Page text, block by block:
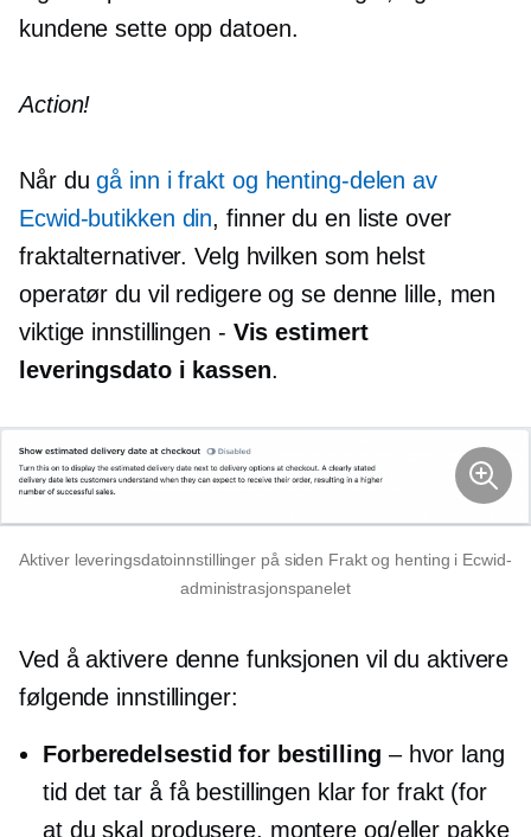
kundene sette opp datoen.
Action!
Når dugå inn i frakt og henting-delen av
Ecwid-butikken din, finner du en liste over
fraktalternativer. Velg hvilken som helst
operatør du vil redigere og se denne lille, men
viktige innstillingen - Vis estimert
leveringsdato i kassen.
Aktiver leveringsdatoinnstillinger på siden Frakt og henting i Ecwid-
administrasjonspanelet
Ved å aktivere denne funksjonen vil du aktivere
følgende innstillinger:
Forberedelsestid for bestilling – hvor lang
tid det tar å få bestillingen klar for frakt (for
at du skal produsere, montere og/eller pakke